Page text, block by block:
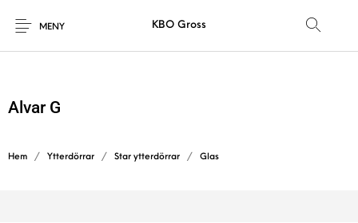
MENY KBO Gross
Alvar G
Hem / Ytterdörrar / Star ytterdörrar / Glas